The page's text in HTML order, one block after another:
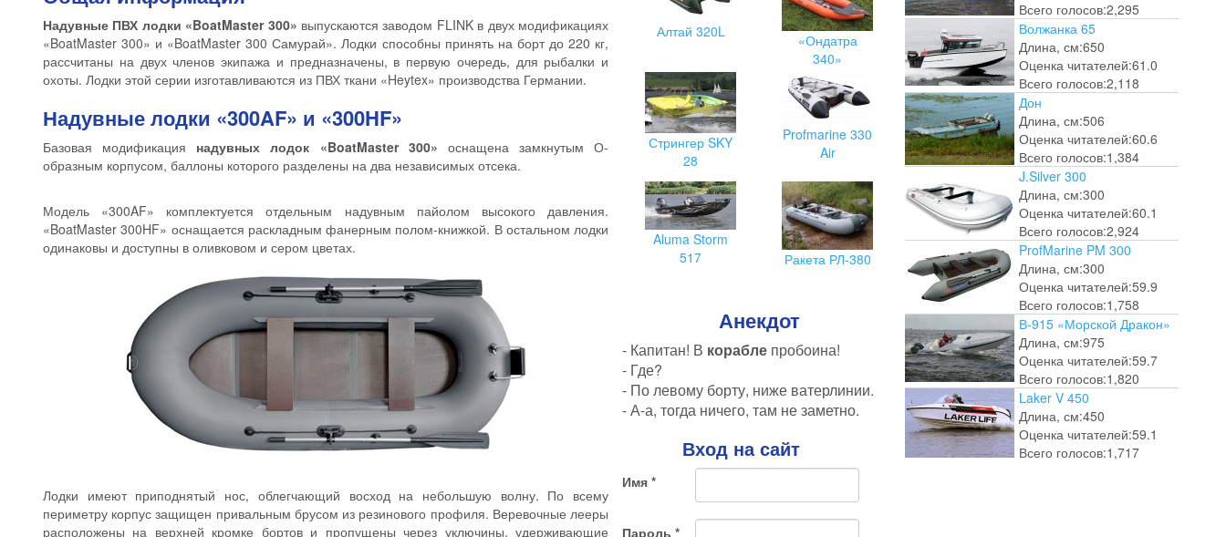
Надувные ПВХ лодки «BoatMaster 300» выпускаются заводом FLINK в двух модификациях
«BoatMaster 300» и «BoatMaster 300 Самурай». Лодки способны принять на борт до 220 кг,
рассчитаны на двух членов экипажа и предназначены, в первую очередь, для рыбалки и
охоты. Лодки этой серии изготавливаются из ПВХ ткани «Heytex» производства Германии.
Надувные лодки «300AF» и «300HF»
Базовая модификация надувных лодок «BoatMaster 300» оснащена замкнутым О-
образным корпусом, баллоны которого разделены на два независимых отсека.
Модель «300AF» комплектуется отдельным надувным пайолом высокого давления.
«BoatMaster 300HF» оснащается раскладным фанерным полом-книжкой. В остальном лодки
одинаковы и доступны в оливковом и сером цветах.
Лодки имеют приподнятый нос, облегчающий восход на небольшую волну. По всему
периметру корпус защищен привальным брусом из резинового профиля. Веревочные лееры
расположены на верхней кромке бортов и пропущены через уключины, удерживающие
Алтай 320L
«Ондатра
340»
Стрингер SKY
28
Profmarine 330
Air
Aluma Storm
517
Ракета РЛ-380
Анекдот
- Капитан! В корабле пробоина!
- Где?
- По левому борту, ниже ватерлинии.
- А-а, тогда ничего, там не заметно.
Вход на сайт
Имя *
Пароль *
Всего голосов:2,295
Волжанка 65
Длина, см:650
Оценка читателей:61.0
Всего голосов:2,118
Дон
Длина, см:506
Оценка читателей:60.6
Всего голосов:1,384
J.Silver 300
Длина, см:300
Оценка читателей:60.1
Всего голосов:2,924
ProfMarine PM 300
Длина, см:300
Оценка читателей:59.9
Всего голосов:1,758
В-915 «Морской Дракон»
Длина, см:975
Оценка читателей:59.7
Всего голосов:1,820
Laker V 450
Длина, см:450
Оценка читателей:59.1
Всего голосов:1,717